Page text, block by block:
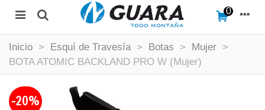
0
Inicio > Esquí de Travesía > Botas > Mujer >
BOTA ATOMIC BACKLAND PRO W (Mujer)
-20%